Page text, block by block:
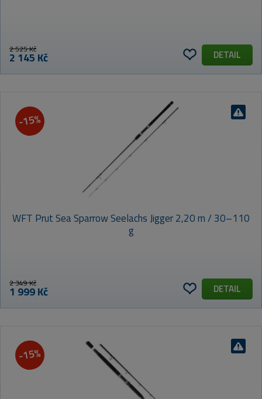
2 525 Kč
2 145 Kč DETAIL
-15%
WFT Prut Sea Sparrow Seelachs Jigger 2,20 m / 30–110
g
2 349 Kč
1 999 Kč DETAIL
-15%